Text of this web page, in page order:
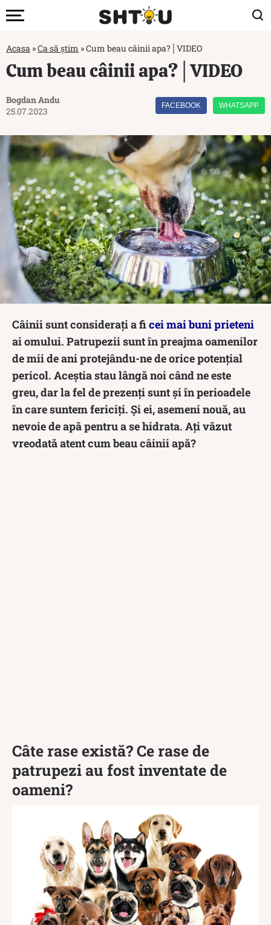
Acasa »Ca să știm »Cum beau câinii apa?│VIDEO
Cum beau câinii apa?│VIDEO
Bogdan Andu
25.07.2023
FACEBOOK WHATSAPP
Câinii sunt considerați a ficei mai buni prieteni
ai omului. Patrupezii sunt în preajma oamenilor
de mii de ani protejându-ne de orice potențial
pericol. Aceștia stau lângă noi când ne este
greu, dar la fel de prezenți sunt și în perioadele
în care suntem fericiți. Și ei, asemeni nouă, au
nevoie de apă pentru a se hidrata. Ați văzut
vreodată atent cum beau câinii apă?
Câte rase există? Ce rase de
patrupezi au fost inventate de
oameni?